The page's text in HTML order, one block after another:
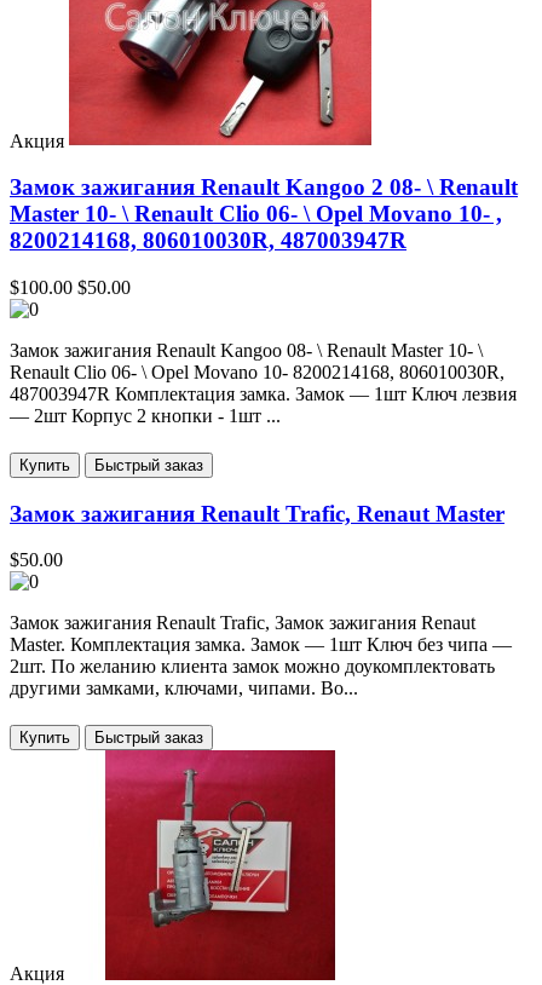
Акция
Замок зажигания Renault Kangoo 2 08- \ Renault
Master 10- \ Renault Clio 06- \ Opel Movano 10- ,
8200214168, 806010030R, 487003947R
$100.00 $50.00
Замок зажигания Renault Kangoo 08- \ Renault Master 10- \
Renault Clio 06- \ Opel Movano 10- 8200214168, 806010030R,
487003947R Комплектация замка. Замок — 1шт Ключ лезвия
— 2шт Корпус 2 кнопки - 1шт ...
Купить
Замок зажигания Renault Trafic, Renaut Master
$50.00
Замок зажигания Renault Trafic, Замок зажигания Renaut
Master. Комплектация замка. Замок — 1шт Ключ без чипа —
2шт. По желанию клиента замок можно доукомплектовать
другими замками, ключами, чипами. Во...
Купить
Акция